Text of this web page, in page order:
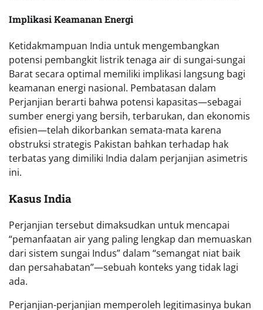
Implikasi Keamanan Energi
Ketidakmampuan India untuk mengembangkan
potensi pembangkit listrik tenaga air di sungai-sungai
Barat secara optimal memiliki implikasi langsung bagi
keamanan energi nasional. Pembatasan dalam
Perjanjian berarti bahwa potensi kapasitas—sebagai
sumber energi yang bersih, terbarukan, dan ekonomis
efisien—telah dikorbankan semata-mata karena
obstruksi strategis Pakistan bahkan terhadap hak
terbatas yang dimiliki India dalam perjanjian asimetris
ini.
Kasus India
Perjanjian tersebut dimaksudkan untuk mencapai
“pemanfaatan air yang paling lengkap dan memuaskan
dari sistem sungai Indus” dalam “semangat niat baik
dan persahabatan”—sebuah konteks yang tidak lagi
ada.
Perjanjian-perjanjian memperoleh legitimasinya bukan